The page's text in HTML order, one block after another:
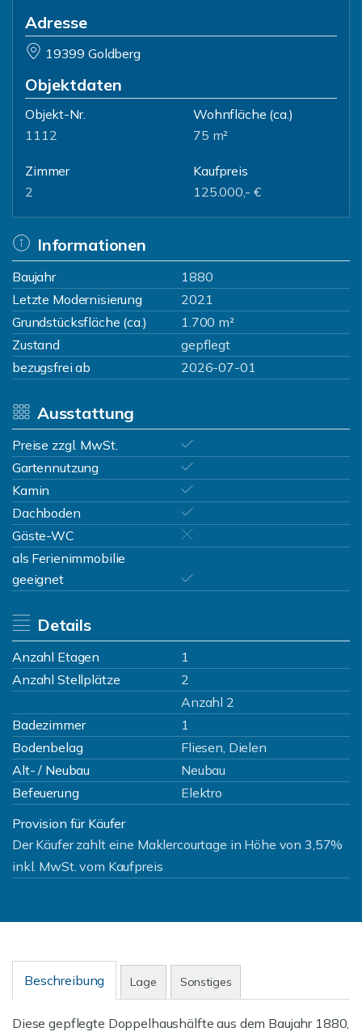
Adresse
19399 Goldberg
Objektdaten
Objekt-Nr.
1112
Wohnfläche (ca.)
75 m²
Zimmer
2
Kaufpreis
125.000,- €
Informationen
Baujahr
1880
Letzte Modernisierung
2021
Grundstücksfläche (ca.)
1.700 m²
Zustand
gepflegt
bezugsfrei ab
2026-07-01
Ausstattung
Preise zzgl. MwSt.
Gartennutzung
Kamin
Dachboden
Gäste-WC
als Ferienimmobilie
geeignet
Details
Anzahl Etagen
1
Anzahl Stellplätze
2
Anzahl 2
Badezimmer
1
Bodenbelag
Fliesen, Dielen
Alt- / Neubau
Neubau
Befeuerung
Elektro
Provision für Käufer
Der Käufer zahlt eine Maklercourtage in Höhe von 3,57%
inkl. MwSt. vom Kaufpreis
Beschreibung Lage Sonstiges
Diese gepflegte Doppelhaushälfte aus dem Baujahr 1880,